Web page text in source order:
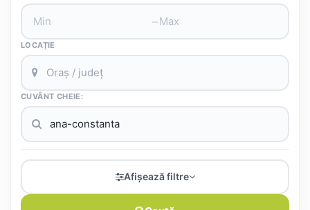
–
LOCAȚIE
CUVÂNT CHEIE:
Afișează filtre